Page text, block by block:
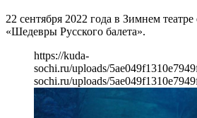
22 сентября 2022 года в Зимнем театре
«Шедевры Русского балета».
https://kuda-
sochi.ru/uploads/
sochi.ru/uploads/